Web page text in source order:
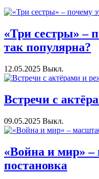
«Три сестры» –
так популярна?
12.05.2025 Выкл.
Встречи с
09.05.2025 Выкл.
«Война и мир» –
постановка